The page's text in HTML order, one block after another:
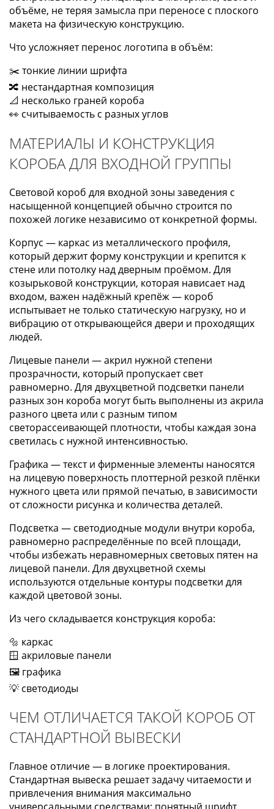
объёме, не теряя замысла при переносе с плоского
макета на физическую конструкцию.
Что усложняет перенос логотипа в объём:
✂️ тонкие линии шрифта
🔀 нестандартная композиция
📐 несколько граней короба
👀 считываемость с разных углов
МАТЕРИАЛЫ И КОНСТРУКЦИЯ
КОРОБА ДЛЯ ВХОДНОЙ ГРУППЫ
Световой короб для входной зоны заведения с
насыщенной концепцией обычно строится по
похожей логике независимо от конкретной формы.
Корпус — каркас из металлического профиля,
который держит форму конструкции и крепится к
стене или потолку над дверным проёмом. Для
козырьковой конструкции, которая нависает над
входом, важен надёжный крепёж — короб
испытывает не только статическую нагрузку, но и
вибрацию от открывающейся двери и проходящих
людей.
Лицевые панели — акрил нужной степени
прозрачности, который пропускает свет
равномерно. Для двухцветной подсветки панели
разных зон короба могут быть выполнены из акрила
разного цвета или с разным типом
светорассеивающей плотности, чтобы каждая зона
светилась с нужной интенсивностью.
Графика — текст и фирменные элементы наносятся
на лицевую поверхность плоттерной резкой плёнки
нужного цвета или прямой печатью, в зависимости
от сложности рисунка и количества деталей.
Подсветка — светодиодные модули внутри короба,
равномерно распределённые по всей площади,
чтобы избежать неравномерных световых пятен на
лицевой панели. Для двухцветной схемы
используются отдельные контуры подсветки для
каждой цветовой зоны.
Из чего складывается конструкция короба:
🔩 каркас
🪟 акриловые панели
🖼️ графика
💡 светодиоды
ЧЕМ ОТЛИЧАЕТСЯ ТАКОЙ КОРОБ ОТ
СТАНДАРТНОЙ ВЫВЕСКИ
Главное отличие — в логике проектирования.
Стандартная вывеска решает задачу читаемости и
привлечения внимания максимально